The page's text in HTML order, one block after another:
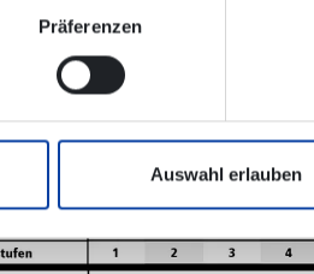
Präferenzen
Auswahl erlauben
der Wochenkarte! Sie gilt an 7
Sie den 1. Gültigkeitstag frei
1.